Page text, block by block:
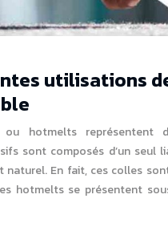
utilisations
hotmelts représentent
sont composés d’un seul
naturel. En fait, ces colles
hotmelts se présentent